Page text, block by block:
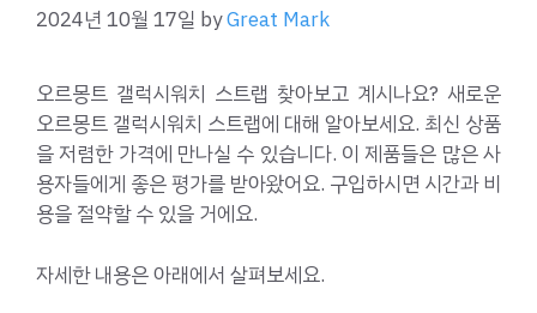
2024년 10월 17일 byGreat Mark
오르몽트 갤럭시워치 스트랩 찾아보고 계시나요? 새로운
오르몽트 갤럭시워치 스트랩에 대해 알아보세요. 최신 상품
을 저렴한 가격에 만나실 수 있습니다. 이 제품들은 많은 사
용자들에게 좋은 평가를 받아왔어요. 구입하시면 시간과 비
용을 절약할 수 있을 거에요.
자세한 내용은 아래에서 살펴보세요.